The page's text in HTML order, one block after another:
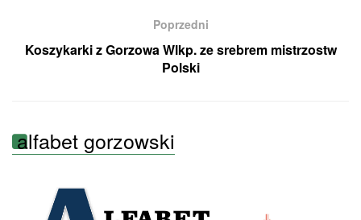
Poprzedni
Koszykarki z Gorzowa Wlkp. ze srebrem mistrzostw
Polski
alfabet gorzowski